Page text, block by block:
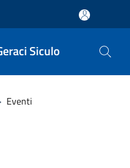
Siculo
Eventi